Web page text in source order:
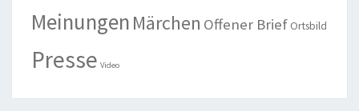
MeinungenMärchen Offener Brief Ortsbild
Presse Video